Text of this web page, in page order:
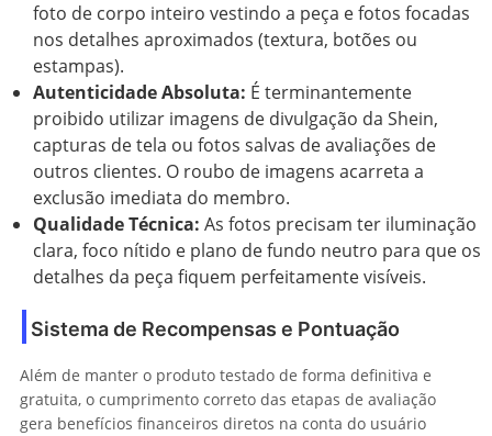
foto de corpo inteiro vestindo a peça e fotos focadas
nos detalhes aproximados (textura, botões ou
estampas).
Autenticidade Absoluta: É terminantemente
proibido utilizar imagens de divulgação da Shein,
capturas de tela ou fotos salvas de avaliações de
outros clientes. O roubo de imagens acarreta a
exclusão imediata do membro.
Qualidade Técnica: As fotos precisam ter iluminação
clara, foco nítido e plano de fundo neutro para que os
detalhes da peça fiquem perfeitamente visíveis.
Sistema de Recompensas e Pontuação
Além de manter o produto testado de forma definitiva e
gratuita, o cumprimento correto das etapas de avaliação
gera benefícios financeiros diretos na conta do usuário